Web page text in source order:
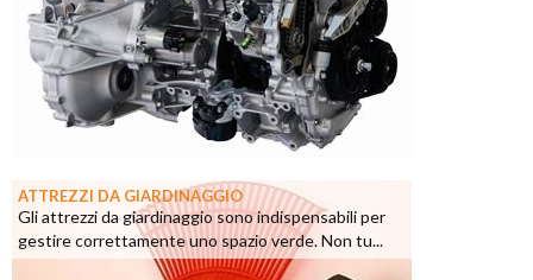
ATTREZZI DA GIARDINAGGIO
Gli attrezzi da giardinaggio sono indispensabili per
gestire correttamente uno spazio verde. Non tu...